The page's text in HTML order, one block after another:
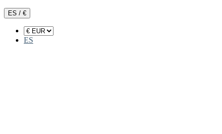
ES / €
ES